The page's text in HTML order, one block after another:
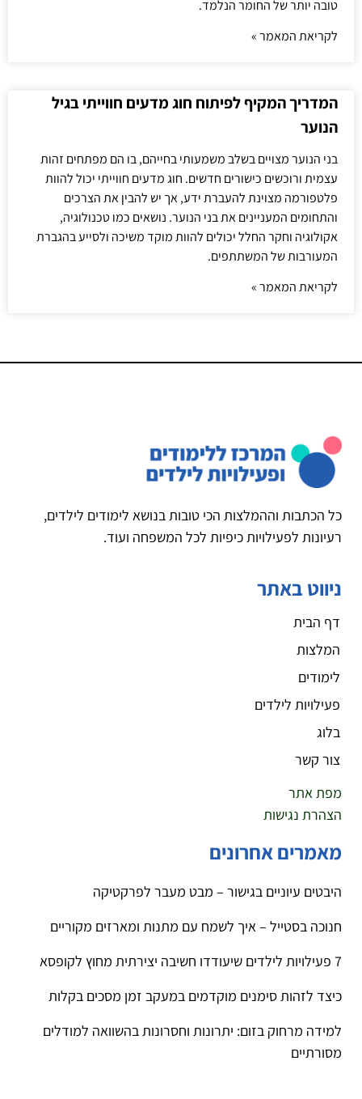
טובה יותר של החומר הנלמד.
לקריאת המאמר »
המדריך המקיף לפיתוח חוג מדעים חווייתי בגיל
הנוער
בני הנוער מצויים בשלב משמעותי בחייהם, בו הם מפתחים זהות
עצמית ורוכשים כישורים חדשים. חוג מדעים חווייתי יכול להוות
פלטפורמה מצוינת להעברת ידע, אך יש להבין את הצרכים
והתחומים המעניינים את בני הנוער. נושאים כמו טכנולוגיה,
אקולוגיה וחקר החלל יכולים להוות מוקד משיכה ולסייע בהגברת
המעורבות של המשתתפים.
לקריאת המאמר »
כל הכתבות וההמלצות הכי טובות בנושא לימודים לילדים,
רעיונות לפעילויות כיפיות לכל המשפחה ועוד.
ניווט באתר
דף הבית
המלצות
לימודים
פעילויות לילדים
בלוג
צור קשר
מפת אתר
הצהרת נגישות
מאמרים אחרונים
היבטים עיוניים בגישור – מבט מעבר לפרקטיקה
חנוכה בסטייל – איך לשמח עם מתנות ומארזים מקוריים
7 פעילויות לילדים שיעודדו חשיבה יצירתית מחוץ לקופסא
כיצד לזהות סימנים מוקדמים במעקב זמן מסכים בקלות
למידה מרחוק בזום: יתרונות וחסרונות בהשוואה למודלים
מסורתיים